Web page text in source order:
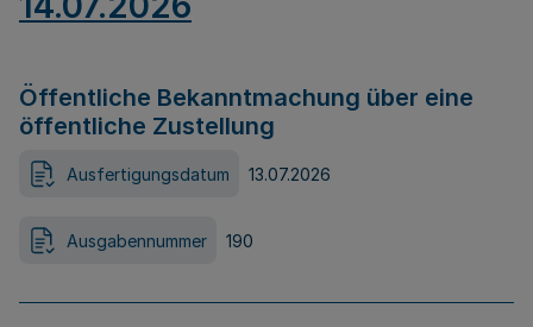
Öffentliche Bekanntmachung über eine
öffentliche Zustellung
Ausfertigungsdatum 13.07.2026
Ausgabennummer 190